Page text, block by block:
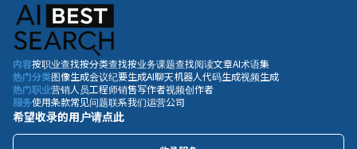
内容按职业查找按分类查找按业务课题查找阅读文章AI术语集
热门分类图像生成会议纪要生成AI聊天机器人代码生成视频生成
热门职业营销人员工程师销售写作者视频创作者
服务使用条款常见问题联系我们运营公司
希望收录的用户请点此